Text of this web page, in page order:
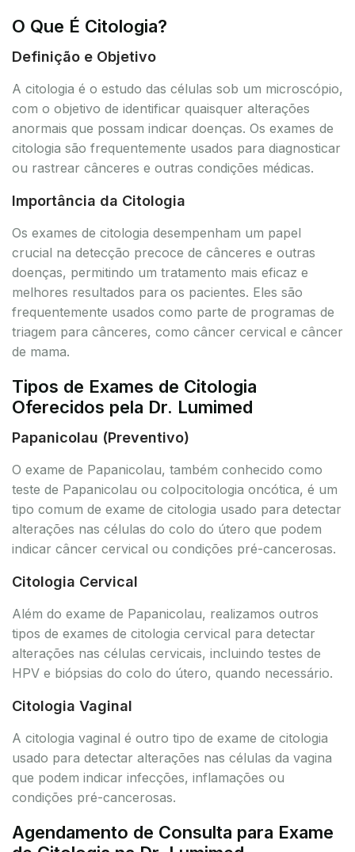
O Que É Citologia?
Definição e Objetivo
A citologia é o estudo das células sob um microscópio,
com o objetivo de identificar quaisquer alterações
anormais que possam indicar doenças. Os exames de
citologia são frequentemente usados para diagnosticar
ou rastrear cânceres e outras condições médicas.
Importância da Citologia
Os exames de citologia desempenham um papel
crucial na detecção precoce de cânceres e outras
doenças, permitindo um tratamento mais eficaz e
melhores resultados para os pacientes. Eles são
frequentemente usados como parte de programas de
triagem para cânceres, como câncer cervical e câncer
de mama.
Tipos de Exames de Citologia
Oferecidos pela Dr. Lumimed
Papanicolau (Preventivo)
O exame de Papanicolau, também conhecido como
teste de Papanicolau ou colpocitologia oncótica, é um
tipo comum de exame de citologia usado para detectar
alterações nas células do colo do útero que podem
indicar câncer cervical ou condições pré-cancerosas.
Citologia Cervical
Além do exame de Papanicolau, realizamos outros
tipos de exames de citologia cervical para detectar
alterações nas células cervicais, incluindo testes de
HPV e biópsias do colo do útero, quando necessário.
Citologia Vaginal
A citologia vaginal é outro tipo de exame de citologia
usado para detectar alterações nas células da vagina
que podem indicar infecções, inflamações ou
condições pré-cancerosas.
Agendamento de Consulta para Exame